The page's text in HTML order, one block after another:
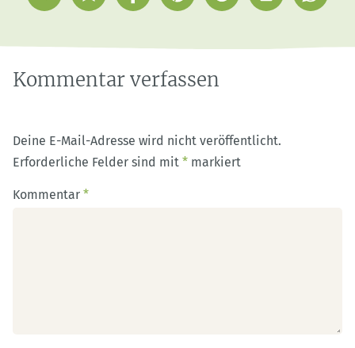
Sammlung
Mail
Kommentar verfassen
Deine E-Mail-Adresse wird nicht veröffentlicht.
Erforderliche Felder sind mit * markiert
Kommentar *